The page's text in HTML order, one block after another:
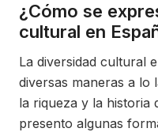
¿Cómo se
cultural en
La diversidad cultural
diversas maneras a lo
la riqueza y la historia
presento algunas